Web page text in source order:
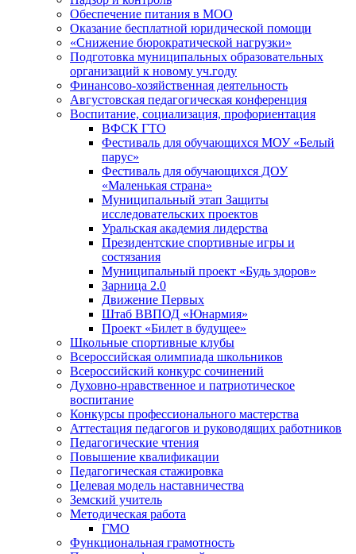
Обеспечение питания в МОО
Оказание бесплатной юридической помощи
«Снижение бюрократической нагрузки»
Подготовка муниципальных образовательных
организаций к новому уч.году
Финансово-хозяйственная деятельность
Августовская педагогическая конференция
Воспитание, социализация, профориентация
ВФСК ГТО
Фестиваль для обучающихся МОУ «Белый
парус»
Фестиваль для обучающихся ДОУ
«Маленькая страна»
Муниципальный этап Защиты
исследовательских проектов
Уральская академия лидерства
Президентские спортивные игры и
состязания
Муниципальный проект «Будь здоров»
Зарница 2.0
Движение Первых
Штаб ВВПОД «Юнармия»
Проект «Билет в будущее»
Школьные спортивные клубы
Всероссийская олимпиада школьников
Всероссийский конкурс сочинений
Духовно-нравственное и патриотическое
воспитание
Конкурсы профессионального мастерства
Аттестация педагогов и руководящих работников
Педагогические чтения
Повышение квалификации
Педагогическая стажировка
Целевая модель наставничества
Земский учитель
Методическая работа
ГМО
Функциональная грамотность